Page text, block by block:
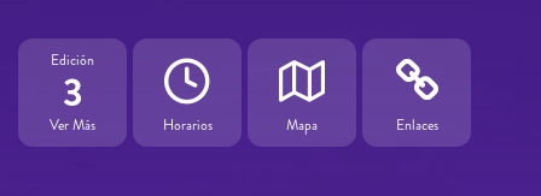
Edición
3
Ver Más Horarios Mapa Enlaces